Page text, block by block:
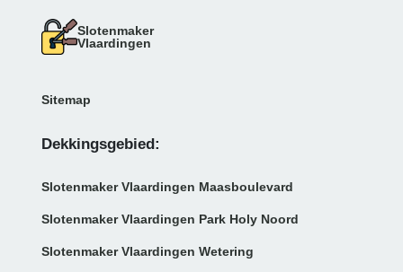
Slotenmaker
Vlaardingen
Sitemap
Dekkingsgebied:
Slotenmaker Vlaardingen Maasboulevard
Slotenmaker Vlaardingen Park Holy Noord
Slotenmaker Vlaardingen Wetering